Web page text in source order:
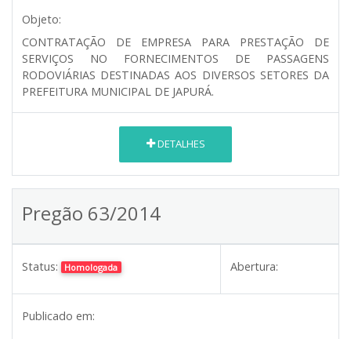
Objeto:
CONTRATAÇÃO DE EMPRESA PARA PRESTAÇÃO DE
SERVIÇOS NO FORNECIMENTOS DE PASSAGENS
RODOVIÁRIAS DESTINADAS AOS DIVERSOS SETORES DA
PREFEITURA MUNICIPAL DE JAPURÁ.
DETALHES
Pregão 63/2014
Status: Homologada Abertura:
Publicado em: